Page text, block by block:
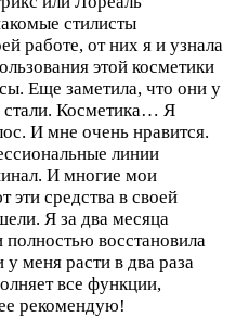
стилисты
работе, от них я и узнала
этой косметики
Еще заметила, что они у
стали. Косметика… Я
И мне очень нравится.
линии
И многие мои
эти средства в своей
Я за два месяца
полностью восстановила
меня расти в два раза
все функции,
рекомендую!